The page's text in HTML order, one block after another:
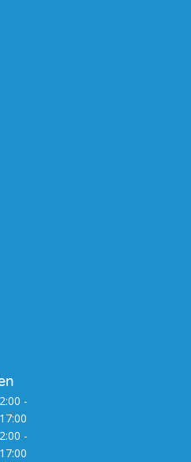
-
-